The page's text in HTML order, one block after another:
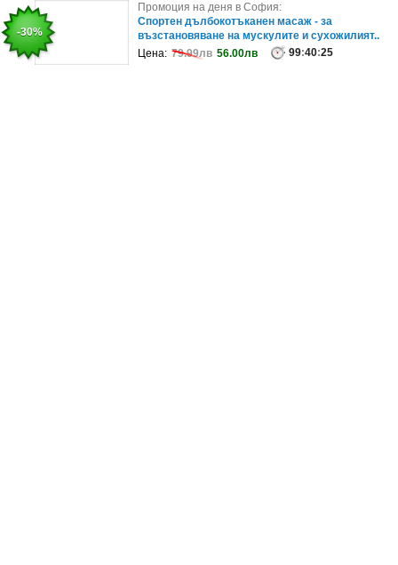
-56%
Промоция на деня в София:
Комплексно дълбоко почистване на лице, плюс
аквапилинг, биолифтинг, ултраз..
Цена: 110.00лв 48.70лв 58:40:25
-30%
Промоция на деня в София:
Спортен дълбокотъканен масаж - за
възстановяване на мускулите и сухожилият..
Цена: 79.99лв 56.00лв 99:40:25